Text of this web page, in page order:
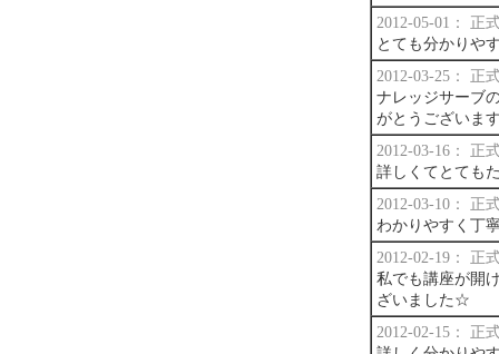
2012-05-01： 正
とても分かりや
2012-03-25： 正
ナレッジサーブ
がとうございま
2012-03-16： 正
詳しくてとても
2012-03-10： 正
わかりやすく丁
2012-02-19： 正
私でも講座が開
ざいました☆
2012-02-15： 正